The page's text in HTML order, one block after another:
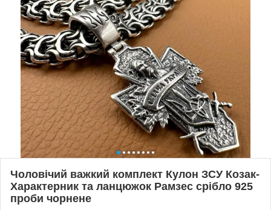
Чоловічий важкий комплект Кулон ЗСУ Козак-
Характерник та ланцюжок Рамзес срібло 925
проби чорнене